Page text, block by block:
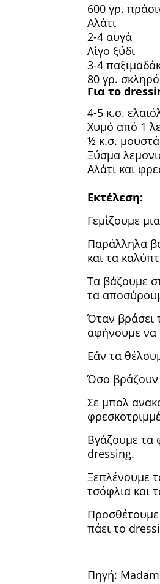
600 γρ.
Αλάτι
2-4 αυγά
Λίγο ξύδι
3-4
80 γρ.
Για το
4-5 κ.σ.
Χυμό από 1
½ κ.σ.
Ξύσμα
Αλάτι και
Εκτέλεση:
Γεμίζουμε
Παράλληλα
και τα
Τα βάζουμε
τα
Όταν βράσει
αφήνουμε να
Εάν τα
Όσο βράζουν
Σε μπολ
Βγάζουμε τα
dressing.
Ξεπλένουμε
τσόφλια και
πάει το
Πηγή: